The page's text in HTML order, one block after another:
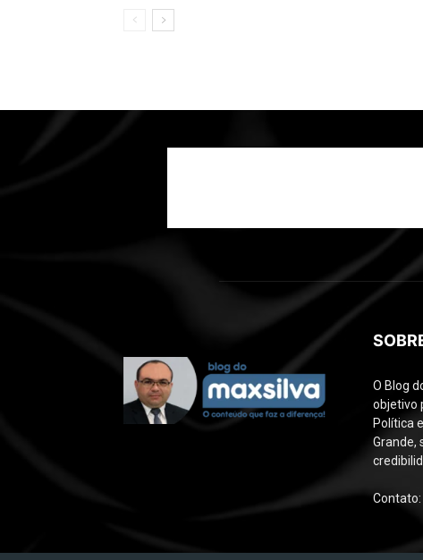
O Blog
objetivo
Política
Grande,
Contato: